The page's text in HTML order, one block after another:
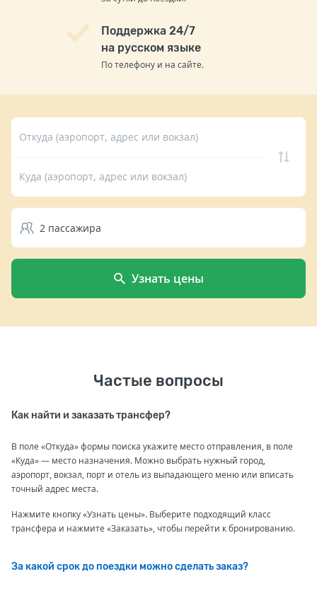
Поддержка 24/7
на русском языке
По телефону и на сайте.
Откуда (аэропорт, адрес или вокзал)
Куда (аэропорт, адрес или вокзал)
2 пассажира
Узнать цены
Частые вопросы
Как найти и заказать трансфер?
В поле «Откуда» формы поиска укажите место отправления, в поле
«Куда» — место назначения. Можно выбрать нужный город,
аэропорт, вокзал, порт и отель из выпадающего меню или вписать
точный адрес места.
Нажмите кнопку «Узнать цены». Выберите подходящий класс
трансфера и нажмите «Заказать», чтобы перейти к бронированию.
За какой срок до поездки можно сделать заказ?